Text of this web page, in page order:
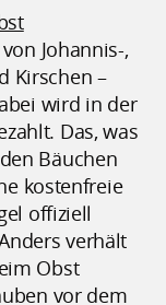
Johannis-,
Kirschen –
wird in der
Das, was
Bäuchen
kostenfreie
offiziell
verhält
Obst
vor dem